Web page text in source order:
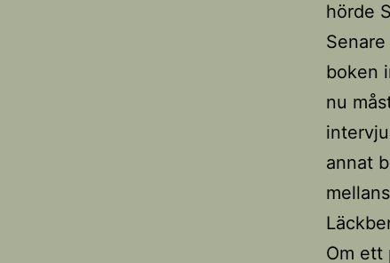
hörde
boken
nu
annat
Om ett